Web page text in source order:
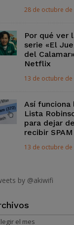
28 de octubre de
Por qué ver
serie «El
del
Netflix
13 de octubre de
Así funciona
Lista
para dejar de
recibir SPAM
13 de octubre de
by @akiwifi